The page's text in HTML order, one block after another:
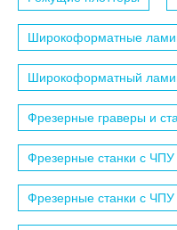
Широкоформатные
Широкоформатный
Фрезерные граверы и
Фрезерные станки с ЧПУ
Фрезерные станки с